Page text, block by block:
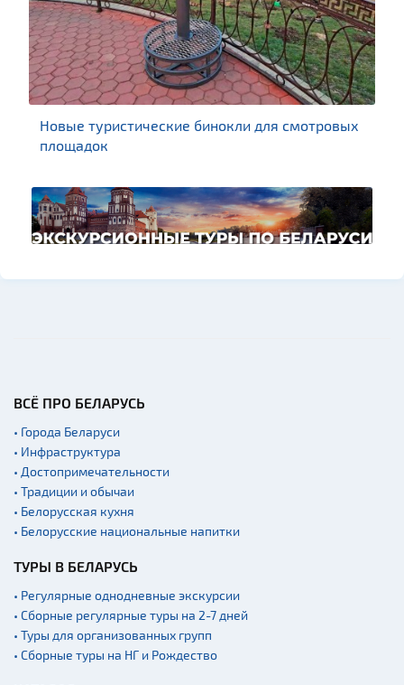
Новые туристические бинокли для смотровых
площадок
ВСЁ ПРО БЕЛАРУСЬ
• Города Беларуси
• Инфраструктура
• Достопримечательности
• Традиции и обычаи
• Белорусская кухня
• Белорусские национальные напитки
ТУРЫ В БЕЛАРУСЬ
• Регулярные однодневные экскурсии
• Сборные регулярные туры на 2-7 дней
• Туры для организованных групп
• Сборные туры на НГ и Рождество